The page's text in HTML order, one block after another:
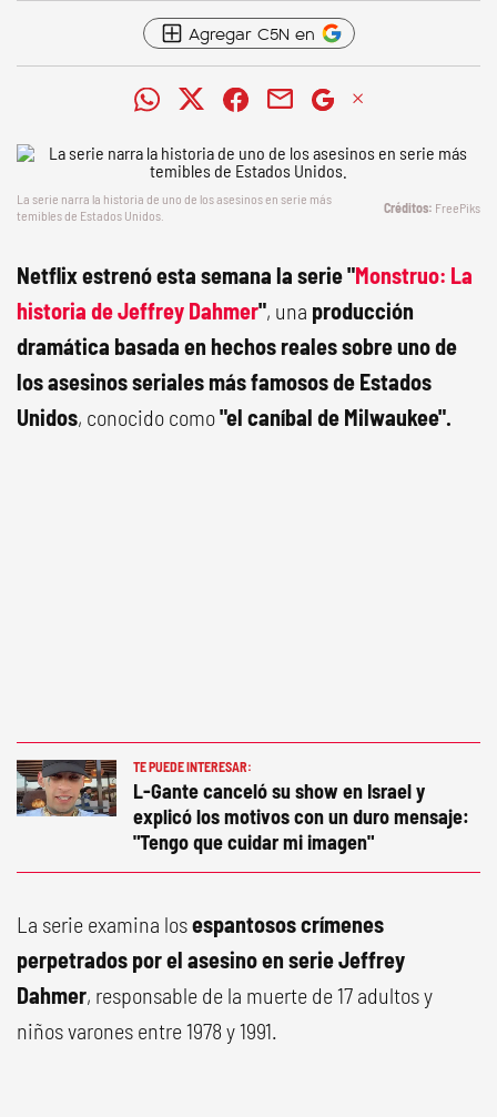
Agregar C5N en
La serie narra la historia de uno de los asesinos en serie más
temibles de Estados Unidos.
FreePiks
Netflix estrenó esta semana la serie "Monstruo: La
historia de Jeffrey Dahmer", una producción
dramática basada en hechos reales sobre uno de
los asesinos seriales más famosos de Estados
Unidos, conocido como"el caníbal de Milwaukee".
TE PUEDE INTERESAR:
L-Gante canceló su show en Israel y
explicó los motivos con un duro mensaje:
"Tengo que cuidar mi imagen"
La serie examina losespantosos crímenes
perpetrados por el asesino en serie Jeffrey
Dahmer, responsable de la muerte de 17 adultos y
niños varones entre 1978 y 1991.